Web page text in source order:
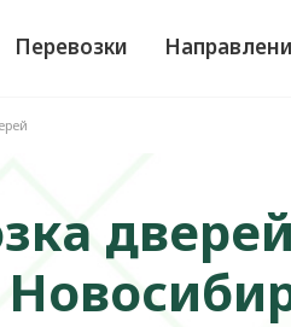
Перевозки